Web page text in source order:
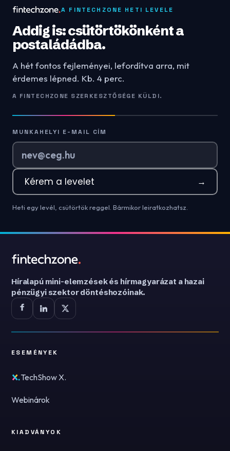
A FINTECHZONE HETI LEVELE
Addig is: csütörtökönként a
postaládádba.
A hét fontos fejleményei, lefordítva arra, mit
érdemes lépned. Kb. 4 perc.
A FINTECHZONE SZERKESZTŐSÉGE KÜLDI.
MUNKAHELYI E-MAIL CÍM
Kérem a levelet →
Heti egy levél, csütörtök reggel. Bármikor leiratkozhatsz.
Híralapú mini-elemzések és hírmagyarázat a hazai
pénzügyi szektor döntéshozóinak.
ESEMÉNYEK
TechShow X.
Webinárok
KIADVÁNYOK